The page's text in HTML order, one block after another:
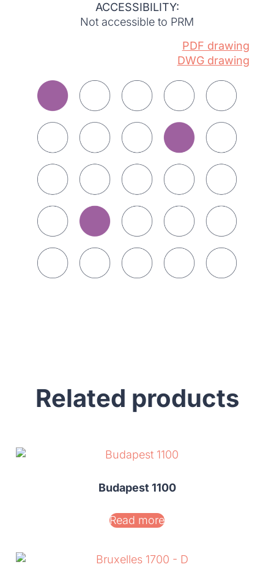
ACCESSIBILITY:
Not accessible to PRM
PDF drawing
DWG drawing
Related products
Budapest 1100
Read more